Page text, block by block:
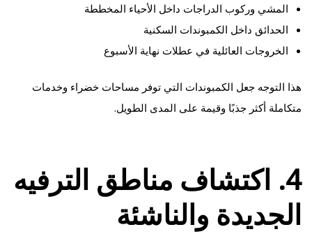
المشي وركوب الدراجات داخل الأحياء المخططة
الحدائق داخل الكمبوندات السكنية
الخروجات العائلية في عطلات نهاية الأسبوع
هذا التوجه جعل الكمبوندات التي توفر مساحات خضراء وخدمات
متكاملة أكثر جذبًا وقيمة على المدى الطويل.
4. اكتشاف مناطق الترفيه
الجديدة والناشئة